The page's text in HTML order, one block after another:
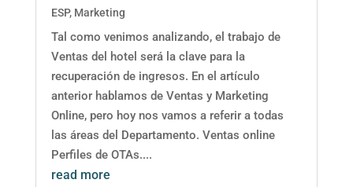
ESP, Marketing
Tal como venimos analizando, el trabajo de
Ventas del hotel será la clave para la
recuperación de ingresos. En el artículo
anterior hablamos de Ventas y Marketing
Online, pero hoy nos vamos a referir a todas
las áreas del Departamento. Ventas online
Perfiles de OTAs....
read more